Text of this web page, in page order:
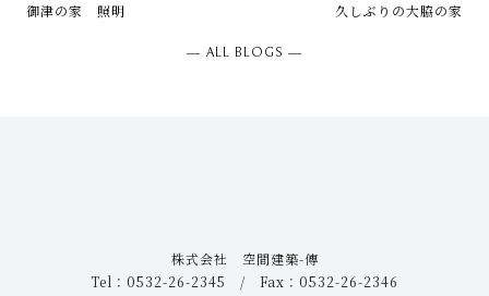
御津の家 照明 久しぶりの大脇の家
― ALL BLOGS ―
株式会社 空間建築-傳
Tel：0532-26-2345 / Fax：0532-26-2346